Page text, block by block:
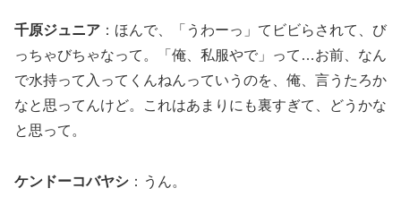
千原ジュニア ：ほんで、「うわーっ」てビビらされて、び
っちゃびちゃなって。「俺、私服やで」って…お前、なん
で水持って入ってくんねんっていうのを、俺、言うたろか
なと思ってんけど。これはあまりにも裏すぎて、どうかな
と思って。
ケンドーコバヤシ ：うん。